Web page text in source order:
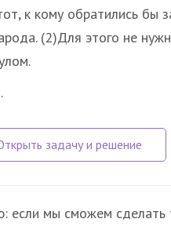
к кому обратились бы
(2)Для этого не
если мы сможем сделать